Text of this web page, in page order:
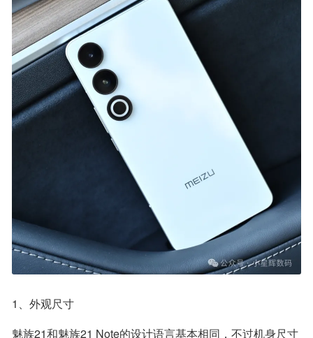
1、外观尺寸
魅族21和魅族21 Note的设计语言基本相同，不过机身尺寸